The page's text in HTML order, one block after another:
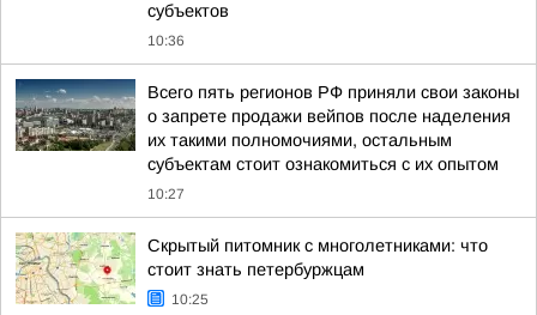
субъектов
10:36
Всего пять регионов РФ приняли свои законы
о запрете продажи вейпов после наделения
их такими полномочиями, остальным
субъектам стоит ознакомиться с их опытом
10:27
Скрытый питомник с многолетниками: что
стоит знать петербуржцам
10:25